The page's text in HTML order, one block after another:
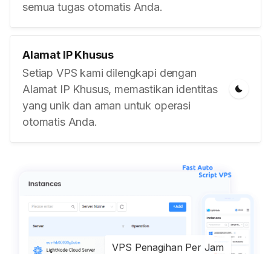
semua tugas otomatis Anda.
Alamat IP Khusus
Setiap VPS kami dilengkapi dengan
Alamat IP Khusus, memastikan identitas
yang unik dan aman untuk operasi
otomatis Anda.
VPS Penagihan Per Jam